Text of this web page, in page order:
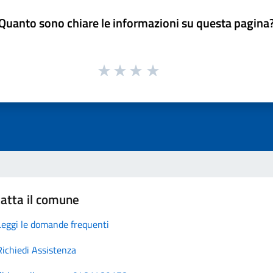
sono chiare le informazioni su questa
il comune
le domande frequenti
Assistenza